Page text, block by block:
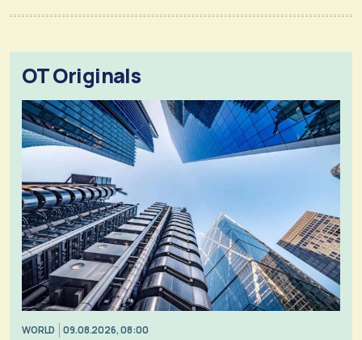
OT Originals
WORLD 09.08.2026, 08:00